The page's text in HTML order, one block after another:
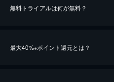
無料トライアルは何が無料？
最大40%※ポイント還元とは？